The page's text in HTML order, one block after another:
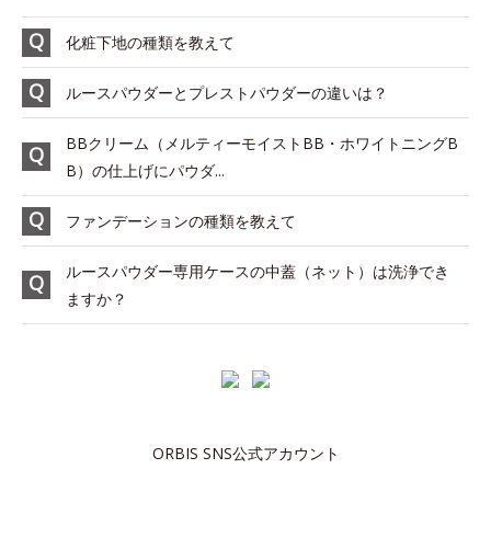
化粧下地の種類を教えて
ルースパウダーとプレストパウダーの違いは？
BBクリーム（メルティーモイストBB・ホワイトニングB
B）の仕上げにパウダ...
ファンデーションの種類を教えて
ルースパウダー専用ケースの中蓋（ネット）は洗浄でき
ますか？
ORBIS SNS公式アカウント